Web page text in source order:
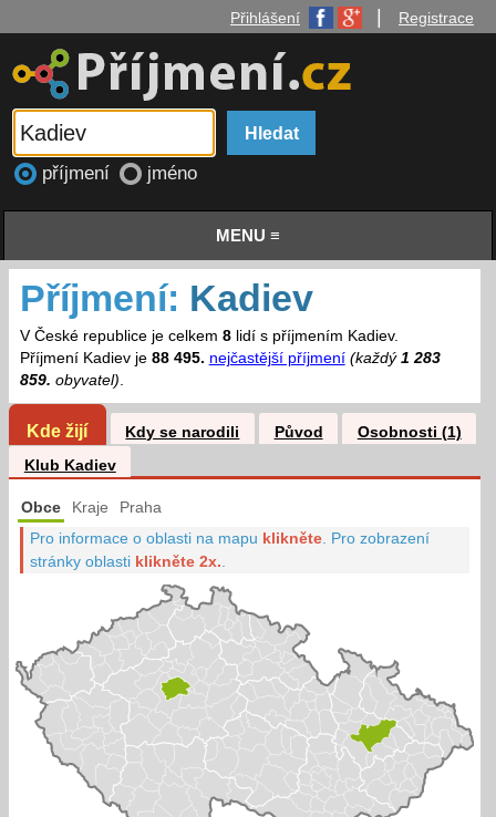
Přihlášení Registrace
příjmení jméno
MENU ≡
Příjmení: Kadiev
V České republice je celkem 8lidí s příjmením Kadiev.
Příjmení Kadiev je 88 495. nejčastější příjmení (každý 1 283
859. obyvatel).
Kde žijí Kdy se narodili Původ
Osobnosti (1)
Klub Kadiev
Obce Kraje Praha
Pro informace o oblasti na mapu klikněte Pro zobrazení
stránky oblasti klikněte 2x.